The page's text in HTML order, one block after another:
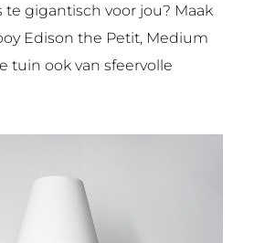
te gigantisch voor jou? Maak
Edison the Petit, Medium
tuin ook van sfeervolle